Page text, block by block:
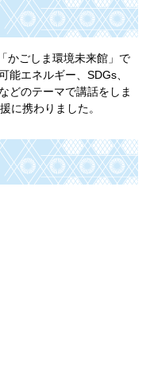
かごしま環境未来館」で
能エネルギー、SDGs、
どのテーマで講話をしま
に携わりました。